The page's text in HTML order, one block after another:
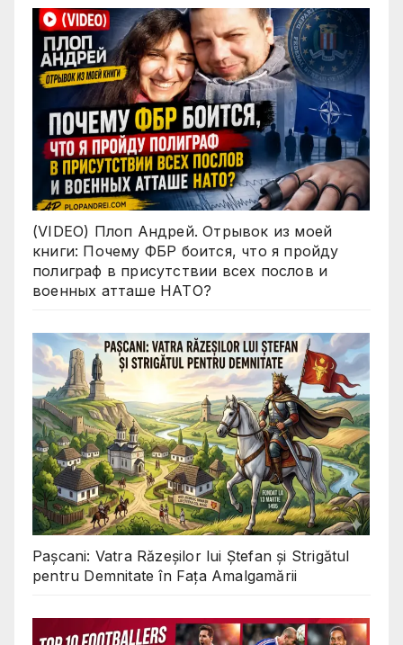
(VIDEO) Плоп Андрей. Отрывок из моей
книги: Почему ФБР боится, что я пройду
полиграф в присутствии всех послов и
военных атташе НАТО?
Pașcani: Vatra Răzeșilor lui Ștefan și Strigătul
pentru Demnitate în Fața Amalgamării